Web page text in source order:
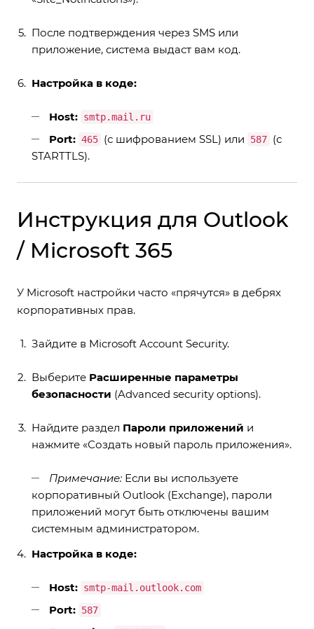
После подтверждения через SMS или
приложение, система выдаст вам код.
Настройка в коде:
Host: smtp.mail.ru
Port: 465 (с шифрованием SSL) или 587 (с
STARTTLS).
Инструкция для Outlook
/ Microsoft 365
У Microsoft настройки часто «прячутся» в дебрях
корпоративных прав.
Зайдите в Microsoft Account Security.
Выберите Расширенные параметры
безопасности (Advanced security options).
Найдите раздел Пароли приложений и
нажмите «Создать новый пароль приложения».
Примечание: Если вы используете
корпоративный Outlook (Exchange), пароли
приложений могут быть отключены вашим
системным администратором.
Настройка в коде:
Host: smtp-mail.outlook.com
Port: 587